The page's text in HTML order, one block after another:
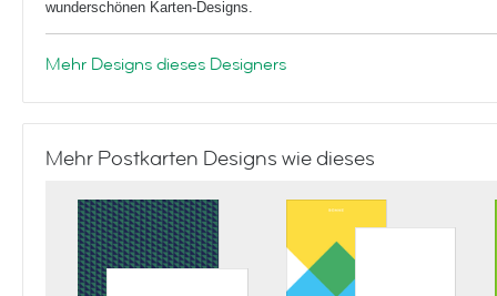
wunderschönen Karten-Designs.
Mehr Designs dieses Designers
Mehr Postkarten Designs wie dieses